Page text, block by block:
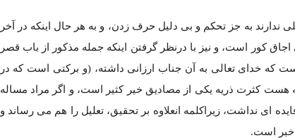
ندارند به جز تحکم و بی دلیل حرف زدن، و به هر حال اینکه در آخر
اجاق کور است، و نیز با درنظر گرفتن اینکه جمله مذکور از باب قصر
که خدای تعالی به آن جناب ارزانی داشته، (و برکتی است که در
هست کثرت ذریه یکی از مصادیق خیر کثیر است، و اگر مراد مساله
ای نداشت، زیراکلمه انعلاوه بر تحقیق، تعلیل را هم می رساند و
خبر است.